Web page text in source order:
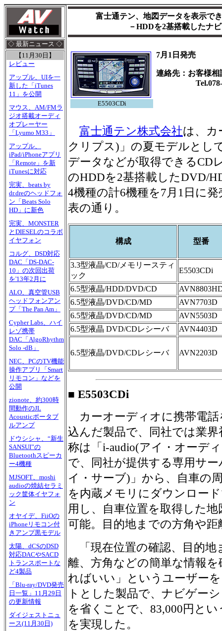
◇ 最新ニュース ◇
【11月30日】
レビュー
アップル、UIを一
新した「iTunes
11」を公開
マウス、AM/FMラ
ジオ搭載オーディ
オプレーヤー
「Lyumo M33」
アップル、
iPad/iPhoneアプリ
「Remote」を新
iTunesに対応
完実、beats by
dr.dreのヘッドフォ
ン「Beats Solo
HD」に新色
完実、MONSTER
とDIESELのコラボ
イヤフォン
コルグ、DSD対応
DAC「DS-DAC-
10」の次回出荷
を'13年2月に
ALO、真空管USB
ヘッドフォンアン
プ「The Pan Am」
Cypher Labs、ハイ
レゾ携帯
DAC「AlgoRhythm
Solo -dB」
NEC、PCのTV機能
操作アプリ「Smart
リモコン」などを
公開
zionote、約300時
間動作のJL
Acousticポータブ
ルアンプ
ドウシシャ、“新生
SANSUI”の
Bluetoothスピーカ
ー4機種
MJSOFT、moshi
audioの焼結セラミ
ック筐体イヤフォ
ン
オヤイデ、FiiOの
iPhoneリモコン付
きアンプ黒モデル
太陽、dCSのDSD
対応DACやSACD
トランスポートな
ど4製品
「Blu-ray/DVD発売
日一覧」11月29日
の更新情報
ダイジェストニュ
ース(11月30日)
富士通テン、地図データを表示で
－HDDを2基搭載したナ
E5503CDi
7月1日発売
連絡先：お客様相
Tel.078-
富士通テン株式会社は、カ
クリプス)」の夏モデルとし
データなどが取得できるCD
のHDDを2基搭載したDVD/
4機種の計6機種を7月1日に
表の通り。
構成 型番
3.3型液晶/CD/メモリースティ
ック
E5503CDi
6.5型液晶/HDD/DVD/CD
6.5型液晶/DVD/CD/MD
AVN7703D
6.5型液晶/DVD/CD/MD
AVN5503D
6.5型液晶 DVD/CDレシーバ
AVN4403D
6.5型液晶/DVD/CDレシーバ AVN2203D
■ E5503CDi
カーオーディオに携帯電話
込んだ製品で、同社では業
称は「i-audio(アイ・オーデ
で、同社が提供する専用サ
イ・サーブ)」から、自車の
を内蔵メモリにダウンロー
用し、自車位置を取得した
可能。目的地までの方角や
「現在位置の確認、目的地
離、方角などの簡単な情報を
ればいい」というユーザー
トとした製品で、ナビゲー
を省くことで、83,000円とい
を実現した。